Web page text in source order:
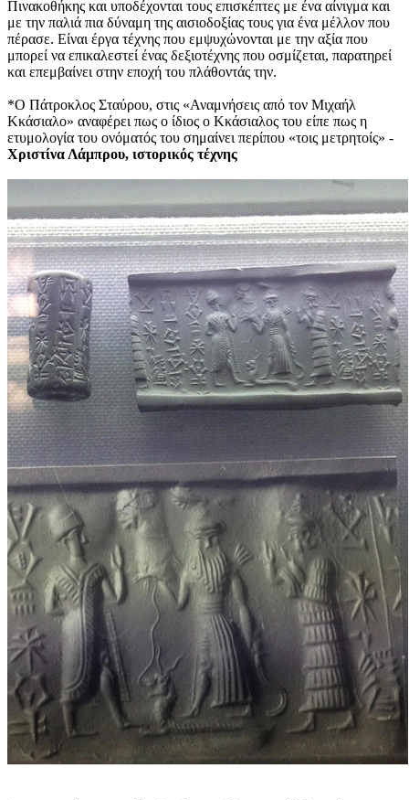
Πινακοθήκης και υποδέχονται τους επισκέπτες με ένα αίνιγμα και
με την παλιά πια δύναμη της αισιοδοξίας τους για ένα μέλλον που
πέρασε. Είναι έργα τέχνης που εμψυχώνονται με την αξία που
μπορεί να επικαλεστεί ένας δεξιοτέχνης που οσμίζεται, παρατηρεί
και επεμβαίνει στην εποχή του πλάθοντάς την.
*Ο Πάτροκλος Σταύρου, στις «Αναμνήσεις από τον Μιχαήλ
Κκάσιαλο» αναφέρει πως ο ίδιος ο Κκάσιαλος του είπε πως η
ετυμολογία του ονόματός του σημαίνει περίπου «τοις μετρητοίς» -
Χριστίνα Λάμπρου, ιστορικός τέχνης